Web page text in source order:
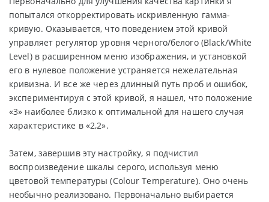
попытался откорректировать искривленную гамма-
кривую. Оказывается, что поведением этой кривой
управляет регулятор уровня черного/белого (Black/White
Level) в расширенном меню изображения, и установкой
его в нулевое положение устраняется нежелательная
кривизна. И все же через длинный путь проб и ошибок,
экспериментируя с этой кривой, я нашел, что положение
«3» наиболее близко к оптимальной для нашего случая
характеристике в «2,2».
Затем, завершив эту настройку, я подчистил
воспроизведение шкалы серого, используя меню
цветовой температуры (Colour Temperature). Оно очень
необычно реализовано. Первоначально выбирается